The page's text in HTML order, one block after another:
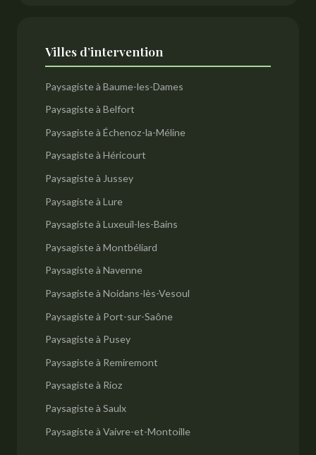
Villes d’intervention
Paysagiste à Baume-les-Dames
Paysagiste à Belfort
Paysagiste à Échenoz-la-Méline
Paysagiste à Héricourt
Paysagiste à Jussey
Paysagiste à Lure
Paysagiste à Luxeuil-les-Bains
Paysagiste à Montbéliard
Paysagiste à Navenne
Paysagiste à Noidans-lès-Vesoul
Paysagiste à Port-sur-Saône
Paysagiste à Pusey
Paysagiste à Remiremont
Paysagiste à Rioz
Paysagiste à Saulx
Paysagiste à Vaivre-et-Montoille